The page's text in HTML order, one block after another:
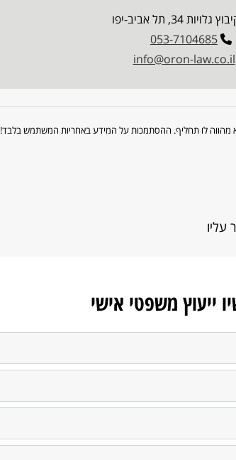
34, תל אביב-יפו
053-7104685
info@oron-law.co.il
מהווה לו תחליף. ההסתמכות על המידע באחריות המשתמש בלבד!
עליו
ייעוץ משפטי אישי